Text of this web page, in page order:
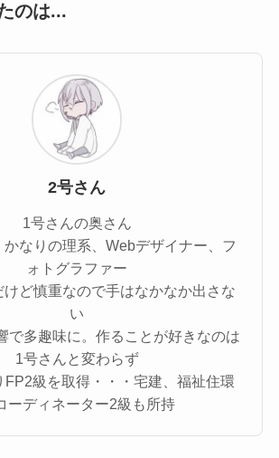
のは...
2号さん
1号さんの奥さん
なりの理系、Webデザイナー、フ
ォトグラファー
ど慎重なので手はなかなか出さな
い
で多趣味に。作ることが好きなのは
1号さんと変わらず
FP2級を取得・・・宅建、福祉住環
ーディネーター2級も所持